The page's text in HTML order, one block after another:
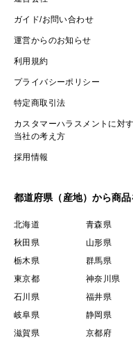
ガイド/お問い合わせ
運営からのお知らせ
利用規約
プライバシーポリシー
特定商取引法
カスタマーハラスメントに対
当社の考え方
採用情報
都道府県（産地）から商
北海道 青森県
秋田県
山形県
栃木県
群馬県
東京都
神奈川県
石川県
福井県
岐阜県
静岡県
滋賀県
京都府